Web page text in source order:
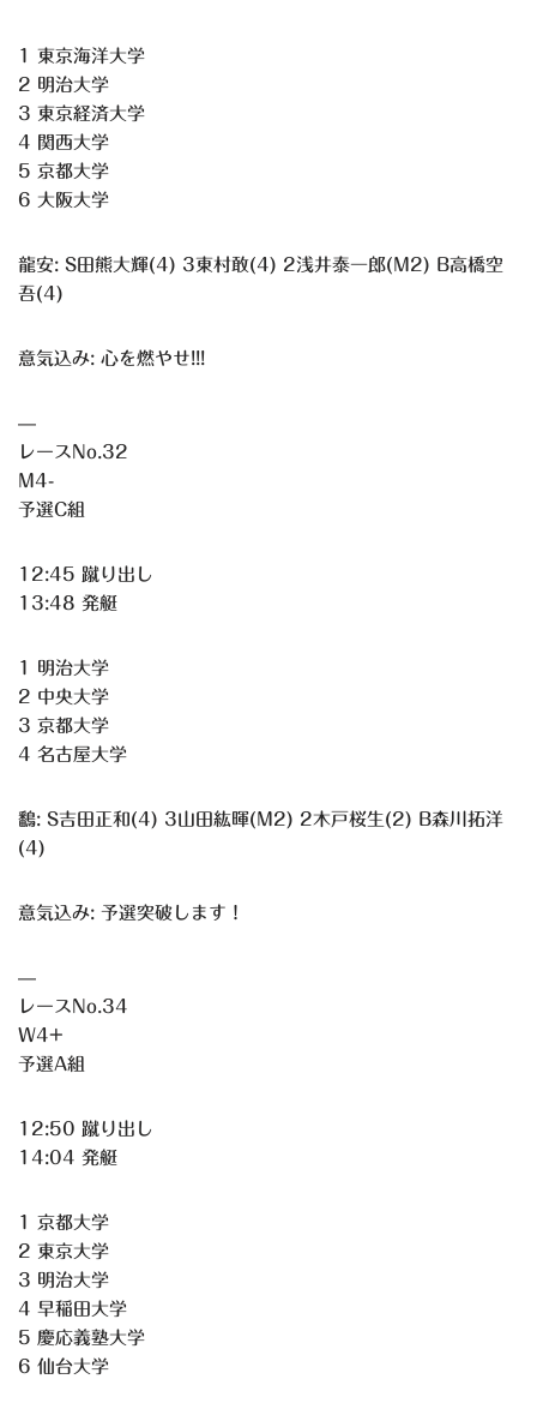
1 東京海洋大学
2 明治大学
3 東京経済大学
4 関西大学
5 京都大学
6 大阪大学
龍安: S田熊大輝(4) 3東村敢(4) 2浅井泰一郎(M2) B高橋空
吾(4)
意気込み: 心を燃やせ!!!
—
レースNo.32
M4-
予選C組
12:45 蹴り出し
13:48 発艇
1 明治大学
2 中央大学
3 京都大学
4 名古屋大学
鷭: S吉田正和(4) 3山田紘暉(M2) 2木戸桜生(2) B森川拓洋
(4)
意気込み: 予選突破します！
—
レースNo.34
W4+
予選A組
12:50 蹴り出し
14:04 発艇
1 京都大学
2 東京大学
3 明治大学
4 早稲田大学
5 慶応義塾大学
6 仙台大学